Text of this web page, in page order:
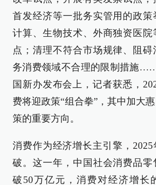
首发经济等一批务实管用的政策
计算、生物技术、外商独资医院
点；清理不符合市场规律、阻碍
务消费领域不合理的限制措施
国新办发布会上，记者获悉，
费将迎政策“组合拳”，其中加大
策的重要方向。
消费作为经济增长主引擎，
破。这一年，中国社会消费品零
破50万亿元，消费对经济增长